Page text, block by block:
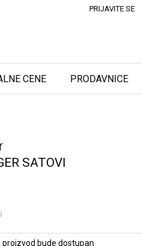
PRIJAVITE SE
CENE PRODAVNICE
SATOVI
bude dostupan